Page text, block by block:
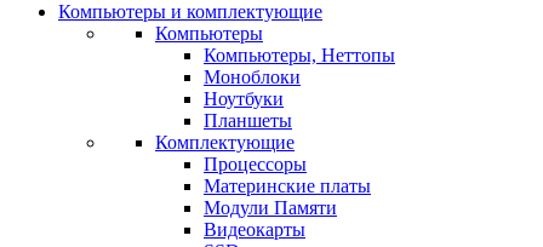
Компьютеры и комплектующие
Компьютеры
Компьютеры, Неттопы
Моноблоки
Ноутбуки
Планшеты
Комплектующие
Процессоры
Материнские платы
Модули Памяти
Видеокарты